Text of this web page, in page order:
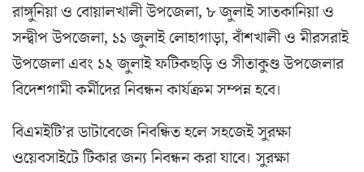
রাঙ্গুনিয়া ও বোয়ালখালী উপজেলা, ৮ জুলাই সাতকানিয়া ও
সন্দ্বীপ উপজেলা, ১১ জুলাই লোহাগাড়া, বাঁশখালী ও মীরসরাই
উপজেলা এবং ১২ জুলাই ফটিকছড়ি ও সীতাকুণ্ড উপজেলার
বিদেশগামী কর্মীদের নিবন্ধন কার্যক্রম সম্পন্ন হবে।
বিএমইটি’র ডাটাবেজে নিবন্ধিত হলে সহজেই সুরক্ষা
ওয়েবসাইটে টিকার জন্য নিবন্ধন করা যাবে। সুরক্ষা